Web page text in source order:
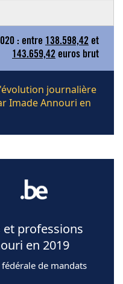
: entre 138.598,42 et
143.659,42 euros brut
journalière
Imade Annouri en
professions
en 2019
de mandats